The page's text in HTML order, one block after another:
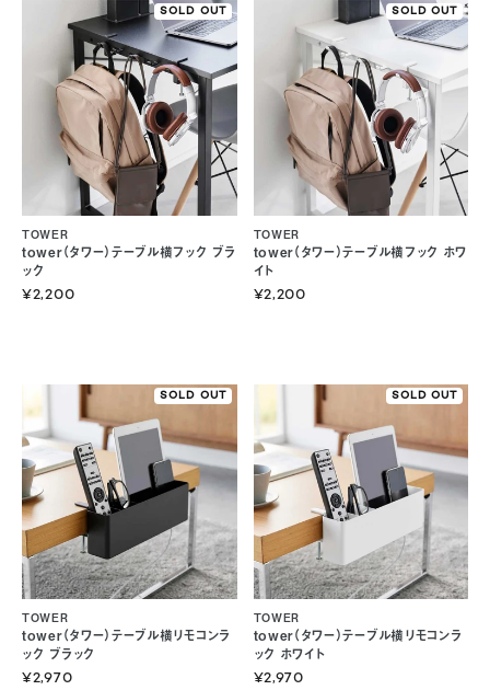
SOLD OUT
tower（タワー）テーブル横フック ブラ
ック
TOWER
¥2,200
SOLD OUT
tower（タワー）テーブル横フック ホワ
イト
TOWER
¥2,200
SOLD OUT
tower（タワー）テーブル横リモコンラ
ック ブラック
TOWER
¥2,970
SOLD OUT
tower（タワー）テーブル横リモコンラ
ック ホワイト
TOWER
¥2,970